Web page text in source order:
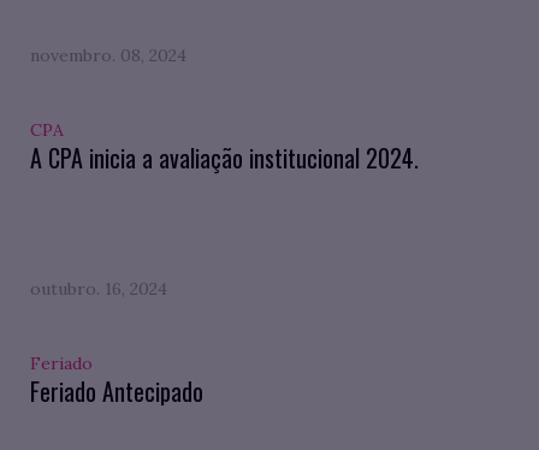
novembro. 08, 2024
CPA
A CPA inicia a avaliação institucional 2024.
outubro. 16, 2024
Feriado
Feriado Antecipado